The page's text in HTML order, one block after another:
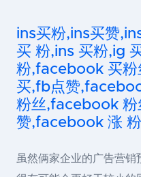
ins买粉,ins买赞
买 粉,ins 买粉,ig
粉,facebook 买
买,fb点赞
粉丝,facebook
赞,facebook 涨
虽然俩家企业的广告营